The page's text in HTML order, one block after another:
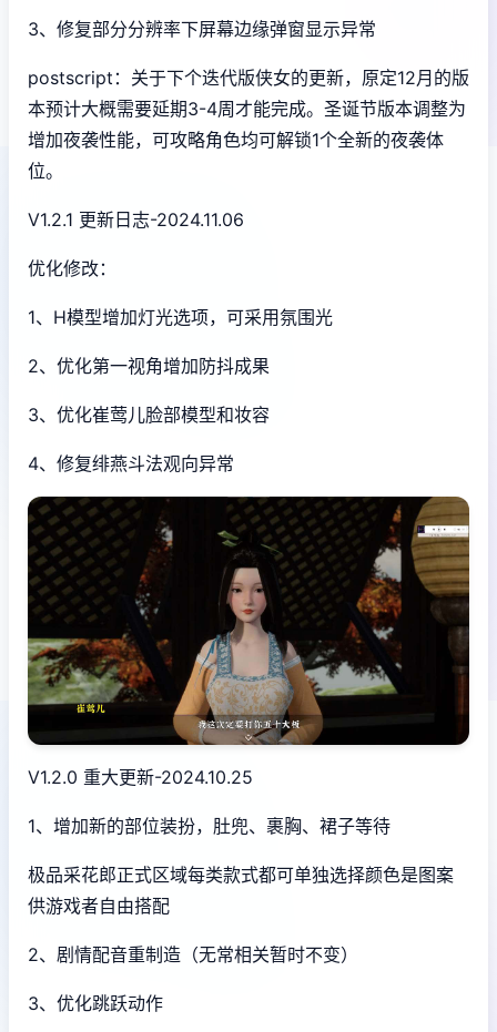
3、修复部分分辨率下屏幕边缘弹窗显示异常
postscript：关于下个迭代版侠女的更新，原定12月的版
本预计大概需要延期3-4周才能完成。圣诞节版本调整为
增加夜袭性能，可攻略角色均可解锁1个全新的夜袭体
位。
V1.2.1 更新日志-2024.11.06
优化修改：
1、H模型增加灯光选项，可采用氛围光
2、优化第一视角增加防抖成果
3、优化崔莺儿脸部模型和妆容
4、修复绯燕斗法观向异常
V1.2.0 重大更新-2024.10.25
1、增加新的部位装扮，肚兜、裹胸、裙子等待
极品采花郎正式区域每类款式都可单独选择颜色是图案
供游戏者自由搭配
2、剧情配音重制造（无常相关暂时不变）
3、优化跳跃动作